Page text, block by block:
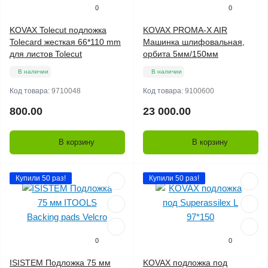
0
KOVAX Tolecut подложка
Tolecard жесткая 66*110 mm
для листов Tolecut
В наличии
Код товара: 9710048
800.00
В корзину
0
KOVAX PROMA-X AIR
Машинка шлифовальная,
орбита 5мм/150мм
В наличии
Код товара: 9100600
23 000.00
В корзину
Купили 50 раз!
0
ISISTEM Подложка 75 мм
Купили 50 раз!
0
KOVAX подложка под